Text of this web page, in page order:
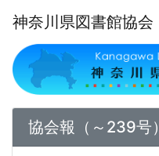
神奈川県図書館協会
協会報（～239号）